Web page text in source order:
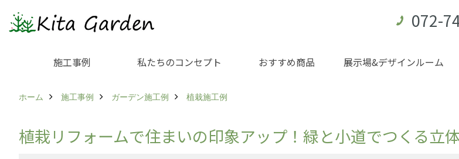
072-
施工事例 私たちのコンセプト おすすめ商品 展示場&デザインルーム
ホーム 施工事例 ガーデン施工例 植栽施工例
植栽リフォームで住まいの印象アップ！緑と小道でつくる立